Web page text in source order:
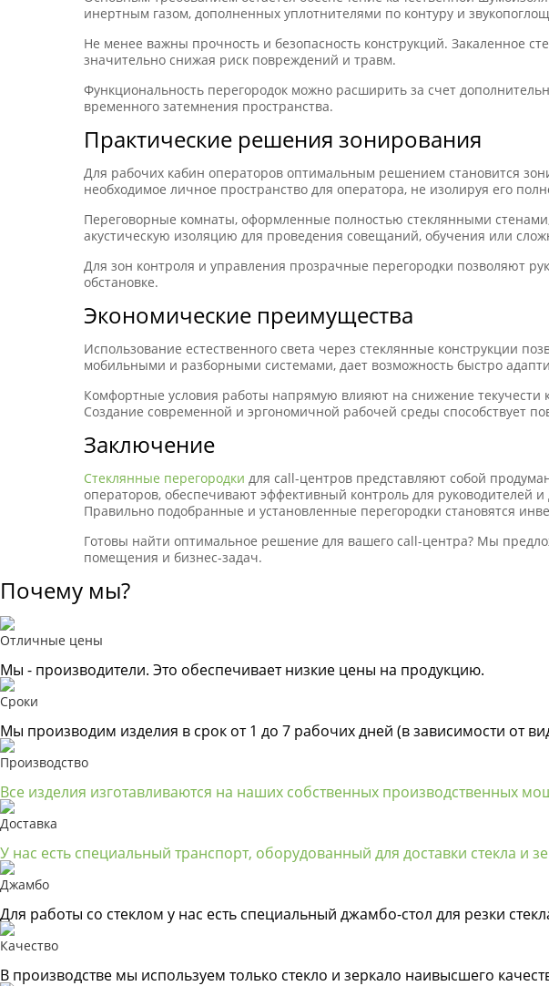
инертным газом, дополненных уплотнителями по контуру и
Не менее важны прочность и безопасность конструкций. Закаленное
значительно снижая риск повреждений и травм.
Функциональность перегородок можно расширить за счет
временного затемнения пространства.
Практические решения зонирования
Для рабочих кабин операторов оптимальным решением становится
необходимое личное пространство для оператора, не изолируя его
Переговорные комнаты, оформленные полностью стеклянными
акустическую изоляцию для проведения совещаний, обучения или
Для зон контроля и управления прозрачные перегородки позволяют
обстановке.
Экономические преимущества
Использование естественного света через стеклянные конструкции
мобильными и разборными системами, дает возможность быстро
Комфортные условия работы напрямую влияют на снижение текучести
Создание современной и эргономичной рабочей среды способствует
Заключение
Стеклянные перегородки для call-центров представляют собой
операторов, обеспечивают эффективный контроль для руководителей
Правильно подобранные и установленные перегородки становятся
Готовы найти оптимальное решение для вашего call-центра? Мы
помещения и бизнес-задач.
Почему мы?
Отличные цены
Мы - производители. Это обеспечивает низкие цены на продукцию.
Сроки
Мы производим изделия в срок от 1 до 7 рабочих дней (в зависимости от
Производство
Все изделия изготавливаются на наших собственных производственных
Доставка
У нас есть специальный транспорт, оборудованный для доставки стекла и
Джамбо
Для работы со стеклом у нас есть специальный джамбо-стол для резки
Качество
В производстве мы используем только стекло и зеркало наивысшего